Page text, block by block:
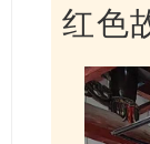
红色